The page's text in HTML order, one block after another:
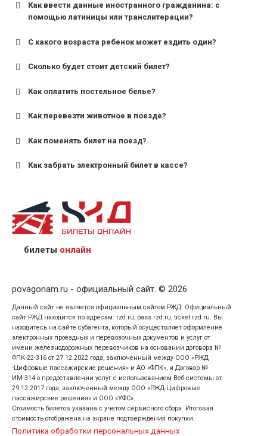
Как ввести данные иностранного гражданина: с
помощью латиницы или транслитерации?
С какого возраста ребенок может ездить один?
для поездов дальнего следования — от 10 лет и
для пригородных поездов — от 7 лет.
Сколько будет стоит детский билет?
Как оплатить постельное белье?
Как перевезти животное в поезде?
Как поменять билет на поезд?
Как забрать электронный билет в кассе?
назвав кассиру 14-значный номер заказа;
предъявив удостоверение личности пассажира, на
кого оформлен билет.
билеты онлайн
povagonam.ru - официальный сайт. © 2026
Данный сайт не является официальным сайтом РЖД. Официальный
сайт РЖД находится по адресам: rzd.ru, pass.rzd.ru, ticket.rzd.ru. Вы
находитесь на сайте субагента, который осуществляет оформление
электронных проездных и перевозочных документов и услуг от
имени железнодорожных перевозчиков на основании договора №
ФПК-22-316 от 27.12.2022 года, заключенный между ООО «РЖД
-Цифровые пассажирские решения» и АО «ФПК», и Договор №
ИМ-314 о предоставлении услуг с использованием Веб-системы от
29.12.2017 года, заключенный между ООО «РЖД-Цифровые
пассажирские решения» и ООО «УФС».
Стоимость билетов указана с учетом сервисного сбора. Итоговая
стоимость отображена на экране подтверждения покупки.
Политика обработки персональных данных